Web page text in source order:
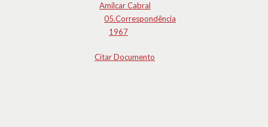
Amílcar Cabral
05.Correspondência
1967
Citar Documento